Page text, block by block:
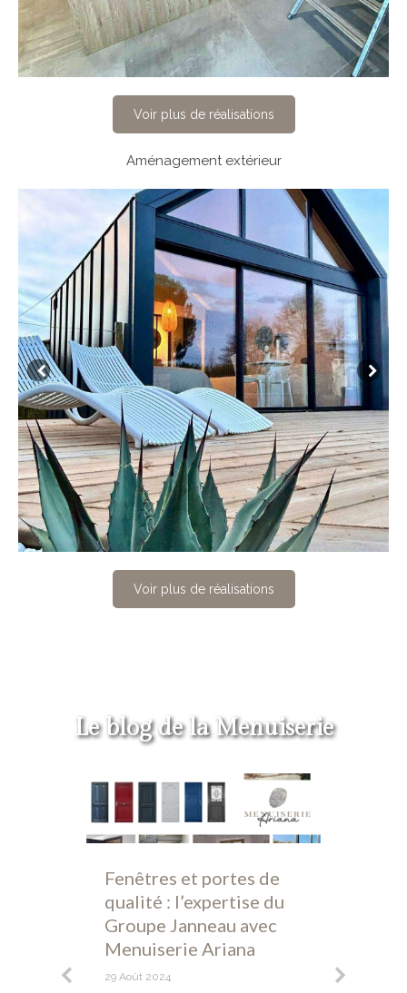
Voir plus de réalisations
Aménagement extérieur
Voir plus de réalisations
Le blog de la Menuiserie
Fenêtres et portes de
qualité : l’expertise du
Groupe Janneau avec
Menuiserie Ariana
29 Août 2024